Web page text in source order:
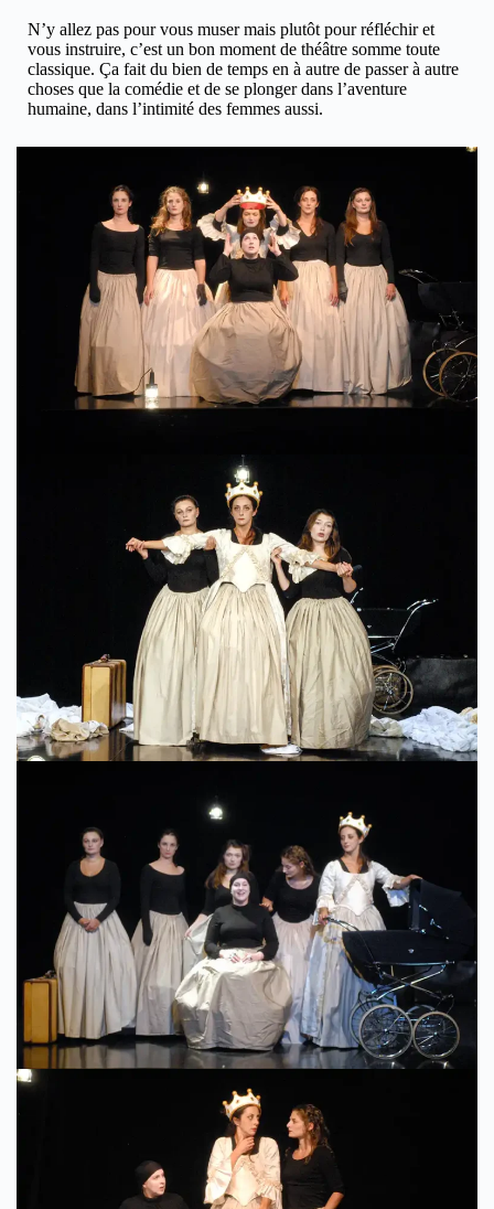
N’y allez pas pour vous muser mais plutôt pour réfléchir et
vous instruire, c’est un bon moment de théâtre somme toute
classique. Ça fait du bien de temps en à autre de passer à autre
choses que la comédie et de se plonger dans l’aventure
humaine, dans l’intimité des femmes aussi.